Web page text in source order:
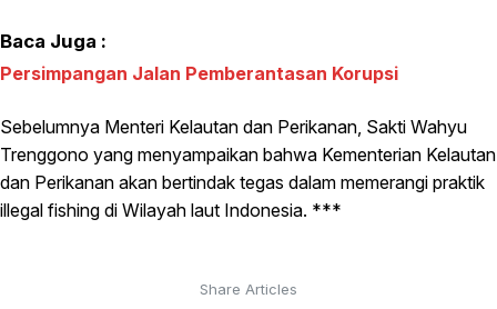
Baca Juga :
Persimpangan Jalan Pemberantasan Korupsi
Sebelumnya Menteri Kelautan dan Perikanan, Sakti Wahyu
Trenggono yang menyampaikan bahwa Kementerian Kelautan
dan Perikanan akan bertindak tegas dalam memerangi praktik
illegal fishing di Wilayah laut Indonesia. ***
Share Articles